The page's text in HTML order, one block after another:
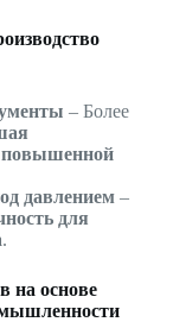
– Более
повышенной
давлением–
для
.
на основе